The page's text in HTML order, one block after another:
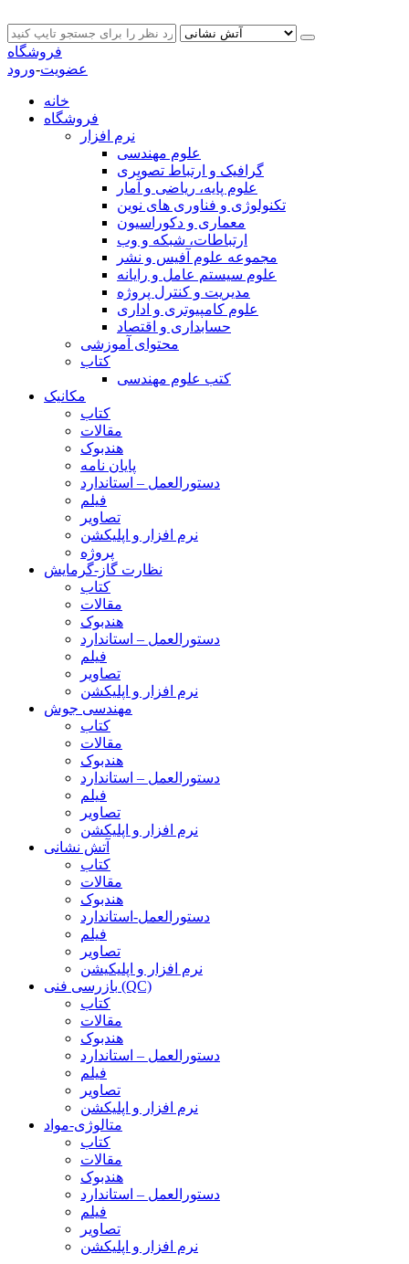
فروشگاه
عضویت-ورود
خانه
فروشگاه
نرم افزار
علوم مهندسی
گرافیک و ارتباط تصویری
علوم پایه، ریاضی و آمار
تکنولوژی و فناوری های نوین
معماری و دکوراسیون
ارتباطات، شبکه و وب
مجموعه علوم آفیس و نشر
علوم سیستم عامل و رایانه
مدیریت و کنترل پروژه
علوم کامپیوتری و اداری
حسابداری و اقتصاد
محتوای آموزشی
کتاب
کتب علوم مهندسی
مکانیک
کتاب
مقالات
هندبوک
پایان نامه
دستورالعمل – استاندارد
فیلم
تصاویر
نرم افزار و اپلیکشن
پروژه
نظارت گاز-گرمایش
کتاب
مقالات
هندبوک
دستورالعمل – استاندارد
فیلم
تصاویر
نرم افزار و اپلیکشن
مهندسی جوش
کتاب
مقالات
هندبوک
دستورالعمل – استاندارد
فیلم
تصاویر
نرم افزار و اپلیکشن
آتش نشانی
کتاب
مقالات
هندبوک
دستورالعمل-استاندارد
فیلم
تصاویر
نرم افزار و اپلیکیشن
بازرسی فنی (QC)
کتاب
مقالات
هندبوک
دستورالعمل – استاندارد
فیلم
تصاویر
نرم افزار و اپلیکشن
متالوژی-مواد
کتاب
مقالات
هندبوک
دستورالعمل – استاندارد
فیلم
تصاویر
نرم افزار و اپلیکشن